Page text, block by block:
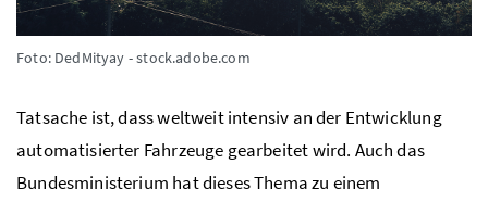
Foto: DedMityay - stock.adobe.com
Tatsache ist, dass weltweit intensiv an der Entwicklung
automatisierter Fahrzeuge gearbeitet wird. Auch das
Bundesministerium hat dieses Thema zu einem